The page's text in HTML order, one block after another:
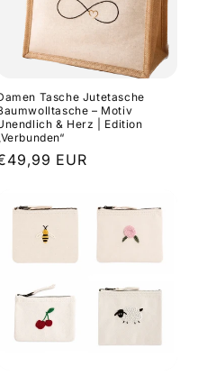
Tasche Jutetasche
– Motiv
& Herz | Edition
EUR